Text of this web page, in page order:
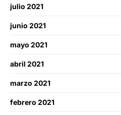
julio 2021
junio 2021
mayo 2021
abril 2021
marzo 2021
febrero 2021